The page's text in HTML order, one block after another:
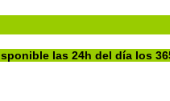
las 24h del día los